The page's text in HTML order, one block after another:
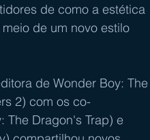
de como a estética
de um novo estilo
de Wonder Boy: The
2) com os co-
The Dragon's Trap) e